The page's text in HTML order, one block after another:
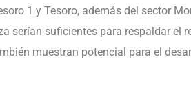
1 y Tesoro, además del sector
serían suficientes para respaldar el
muestran potencial para el